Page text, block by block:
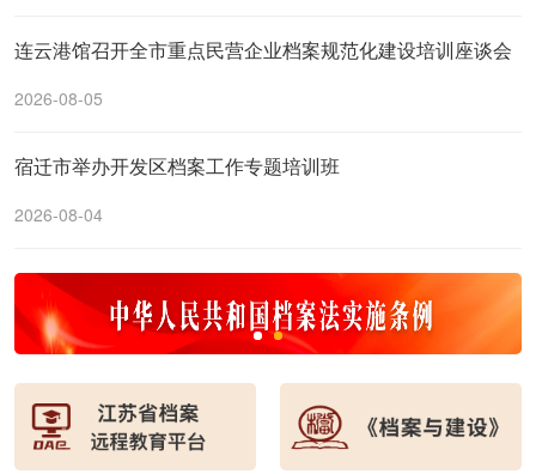
连云港馆召开全市重点民营企业档案规范化建设培训座谈会
2026-08-05
宿迁市举办开发区档案工作专题培训班
2026-08-04